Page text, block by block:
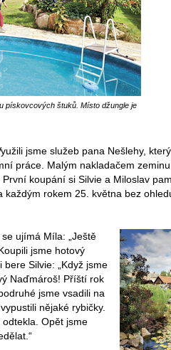
pískovcových štuků. Místo džungle je
jsme služeb pana Nešlehy,
práce. Malým nakladačem
koupání si Silvie a Miloslav
rokem 25. května bez
ujímá Míla: „Ještě
jsme hotový
Silvie: „Když jsme
Naďmároš! Příští rok
jsme vsadili na
nějaké rybičky.
Opět jsme